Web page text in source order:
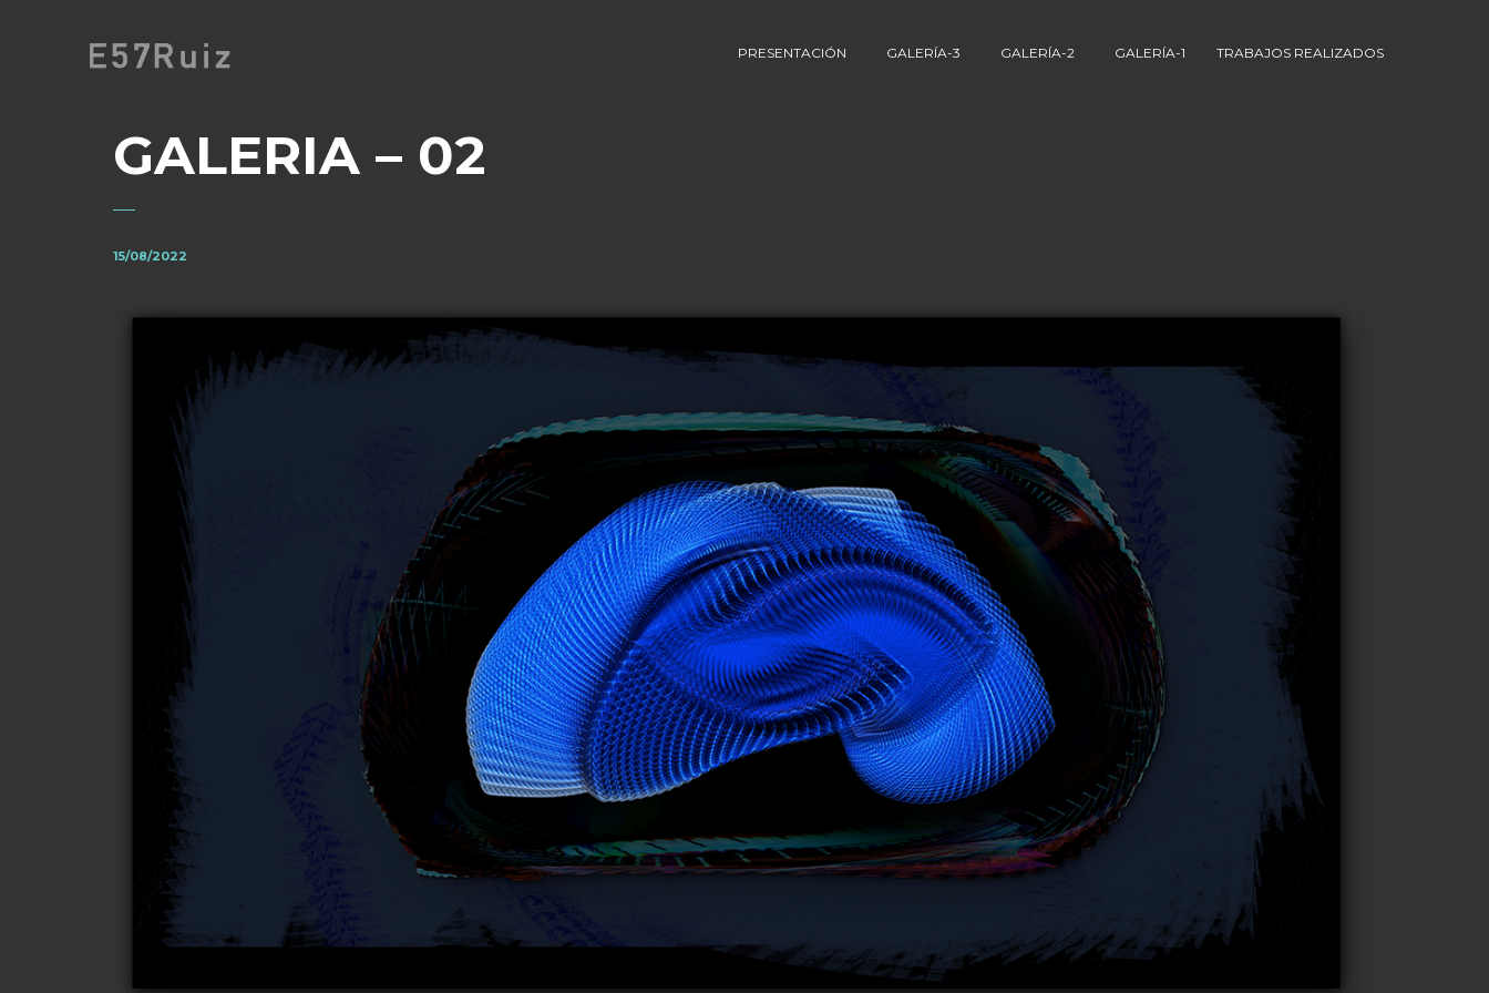
PRESENTACIÓN GALERÍA-3 GALERÍA-2 GALERÍA-1 TRABAJOS REALIZADOS
GALERIA – 02
15/08/2022